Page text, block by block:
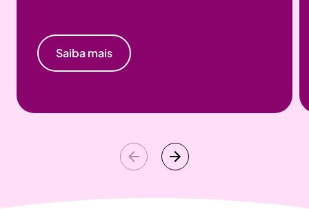
Saiba mais